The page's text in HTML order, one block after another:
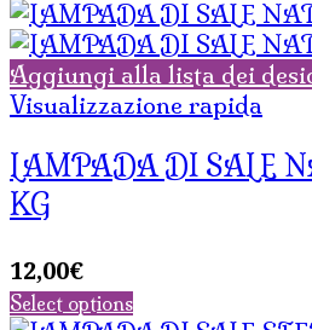
Aggiungi alla lista dei
Visualizzazione rapida
LAMPADA DI SALE
KG
12,00€
Select options